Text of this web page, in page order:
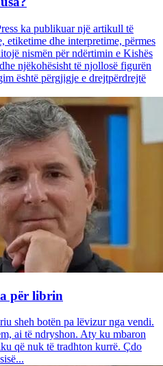
ka publikuar një artikull të
etiketime dhe interpretime, përmes
nismën për ndërtimin e Kishës
njëkohësisht të njollosë figurën
është përgjigje e drejtpërdrejtë
për librin
sheh botën pa lëvizur nga vendi.
ai të ndryshon. Aty ku mbaron
që nuk të tradhton kurrë. Çdo